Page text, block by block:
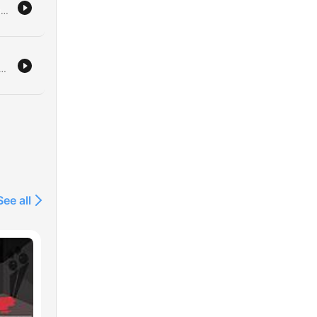
Ce récit retrace le procès d'Alexandre Petreman et de ses co-accusés pour l'assassinat de Reynald. À travers les témoignages bouleversants des familles, les contradictions des accusés et les accusations graves portées par Coralie, l'audience met en lumière la tragédie humaine derrière l'acte criminel. L'épisode détaille également le verdict final, précisant les peines de prison prononcées pour Alexandre Petreman et Valérie Andrieux. Le récit se conclut sur l'émotion intense des familles impliquées et un échange poignant entre le père de la victime et celui de l'accusé à l'issue de l'audience.
Ce podcast Enquête criminelle relate la disparition mystérieuse de Leslie Hurlbeck et Kevin en novembre 2022. L'enquête explore les premiers doutes des proches, l'implication suspecte de leur ami Tom dans un contexte de jalousie amoureuse, ainsi que la découverte d'effets personnels et d'indices troublants à Puy-Raveau.
all